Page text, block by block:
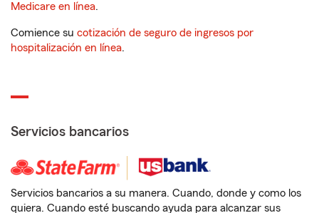
Medicare en línea.
Comience su cotización de seguro de ingresos por
hospitalización en línea.
Servicios bancarios
Servicios bancarios a su manera. Cuando, donde y como los
quiera. Cuando esté buscando ayuda para alcanzar sus